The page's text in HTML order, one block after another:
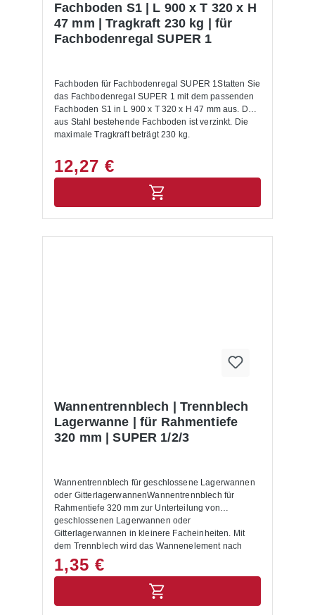
Fachboden S1 | L 900 x T 320 x H
47 mm | Tragkraft 230 kg | für
Fachbodenregal SUPER 1
Fachboden für Fachbodenregal SUPER 1Statten Sie
das Fachbodenregal SUPER 1 mit dem passenden
Fachboden S1 in L 900 x T 320 x H 47 mm aus. Der
aus Stahl bestehende Fachboden ist verzinkt. Die
maximale Tragkraft beträgt 230 kg.
12,27 €
Wannentrennblech | Trennblech
Lagerwanne | für Rahmentiefe
320 mm | SUPER 1/2/3
Wannentrennblech für geschlossene Lagerwannen
oder GitterlagerwannenWannentrennblech für
Rahmentiefe 320 mm zur Unterteilung von
geschlossenen Lagerwannen oder
Gitterlagerwannen in kleinere Facheinheiten. Mit
dem Trennblech wird das Wannenelement nach
Bedarf in der Breite unterteilt.Für
Fachbodenregalsystem SUPER 1/2/3 geeignet.
1,35 €